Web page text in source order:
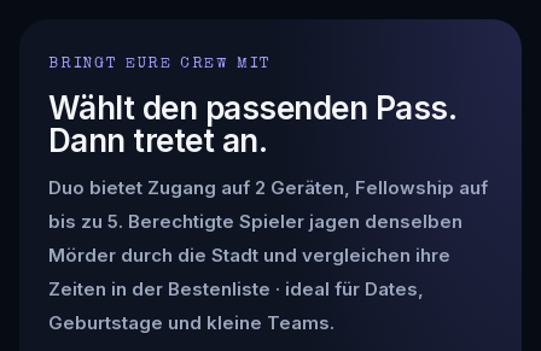
BRINGT EURE CREW MIT
Wählt den passenden Pass.
Dann tretet an.
Duo bietet Zugang auf 2 Geräten, Fellowship auf
bis zu 5. Berechtigte Spieler jagen denselben
Mörder durch die Stadt und vergleichen ihre
Zeiten in der Bestenliste · ideal für Dates,
Geburtstage und kleine Teams.